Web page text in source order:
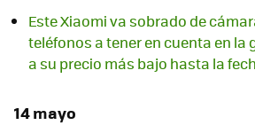
Este Xiaomi va sobrado de
teléfonos a tener en cuenta en la
a su precio más bajo hasta la
14 mayo